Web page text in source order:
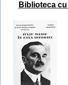
Biblioteca